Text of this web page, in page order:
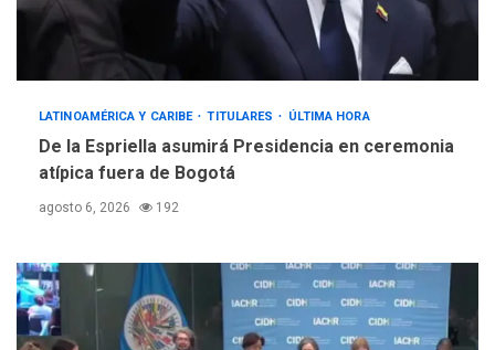
LATINOAMÉRICA Y CARIBE TITULARES ÚLTIMA HORA
De la Espriella asumirá Presidencia en ceremonia
atípica fuera de Bogotá
agosto 6, 2026 192